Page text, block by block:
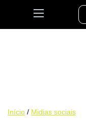
Início / Midias sociais